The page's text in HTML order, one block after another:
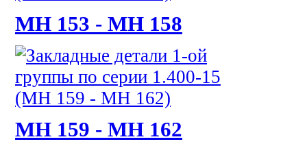
МН 153 - МН 158
МН 159 - МН 162